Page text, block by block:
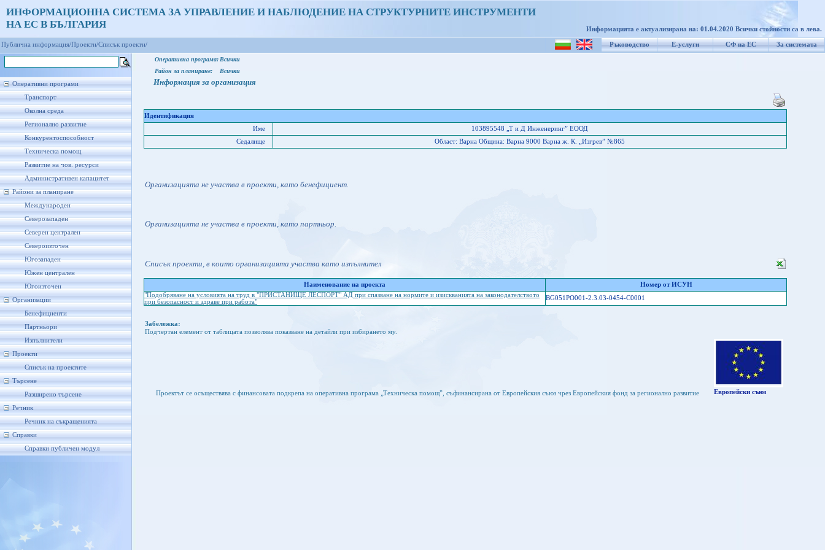
ИНФОРМАЦИОННА СИСТЕМА ЗА УПРАВЛЕНИЕ И НАБЛЮДЕНИЕ НА СТРУКТУРНИТЕ ИНСТРУМЕНТИ
НА ЕС В БЪЛГАРИЯ
Информацията е актуализирана на: 01.04.2020 Всички стойности са в лева.
Ръководство Е-услуги СФ на ЕС За системата
Публична информация/Проекти/Списък проекти/
Оперативни програми
Транспорт
Околна среда
Регионално развитие
Конкурентоспособност
Техническа помощ
Развитие на чов. ресурси
Административен капацитет
Райони за планиране
Международен
Северозападен
Северен централен
Североизточен
Югозападен
Южен централен
Югоизточен
Организации
Бенефициенти
Партньори
Изпълнители
Проекти
Списък на проектите
Търсене
Разширено търсене
Речник
Речник на съкращенията
Справки
Справки публичен модул
Оперативна програма: Всички
Район за планиране:
Всички
Информация за организация
Идентификация
Име
103895548 „Т и Д Инженеринг” ЕООД
Седалище
Област: Варна Oбщина: Варна 9000 Варна ж. К. „Изгрев” №865
Организацията не участва в проекти, като бенефициент.
Организацията не участва в проекти, като партньор.
Списък проекти, в които организацията участва като изпълнител
Наименование на проекта
Номер от ИСУН
"Подобряване на условията на труд в "ПРИСТАНИЩЕ ЛЕСПОРТ" АД при спазване на нормите и изискванията на законодателството
при безопасност и здраве при работа"
BG051PO001-2.3.03-0454-C0001
Забележка:
Подчертан елемент от таблицата позволява показване на детайли при избирането му.
Проектът се осъществява с финансовата подкрепа на оперативна програма „Техническа помощ”, съфинансирана от Европейския съюз чрез Европейския фонд за регионално развитие Европейски съюз